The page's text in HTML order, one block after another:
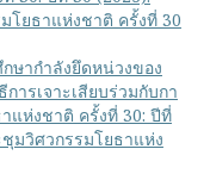
โยธาแห่งชาติ ครั้งที่ 30
กษากำลังยึดหน่วงของ
ารเจาะเสียบร่วมกับกา
แห่งชาติ ครั้งที่ 30: ปีที่
มวิศวกรรมโยธาแห่ง